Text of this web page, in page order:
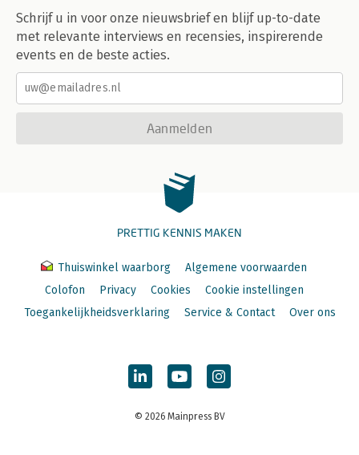
Schrijf u in voor onze nieuwsbrief en blijf up-to-date
met relevante interviews en recensies, inspirerende
events en de beste acties.
Aanmelden
PRETTIG KENNIS MAKEN
Thuiswinkel waarborg
Algemene voorwaarden
Colofon
Privacy Cookies
Cookie instellingen
Toegankelijkheidsverklaring
Service & Contact Over ons
© 2026 Mainpress BV